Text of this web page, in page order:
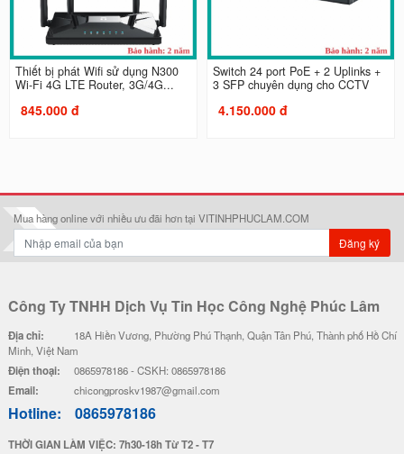
Thiết bị phát Wifi sử dụng N300
Wi-Fi 4G LTE Router, 3G/4G...
845.000 đ
Switch 24 port PoE + 2 Uplinks +
3 SFP chuyên dụng cho CCTV
4.150.000 đ
Mua hàng online với nhiều ưu đãi hơn tại VITINHPHUCLAM.COM
Đăng ký
Công Ty TNHH Dịch Vụ Tin Học Công Nghệ Phúc Lâm
Địa chỉ:
18A Hiền Vương, Phường Phú Thạnh, Quận Tân Phú, Thành phố Hồ Chí
Minh, Việt Nam
Điện thoại: 0865978186 - CSKH: 0865978186
Email: chicongproskv1987@gmail.com
Hotline: 0865978186
THỜI GIAN LÀM VIỆC: 7h30-18h Từ T2 - T7